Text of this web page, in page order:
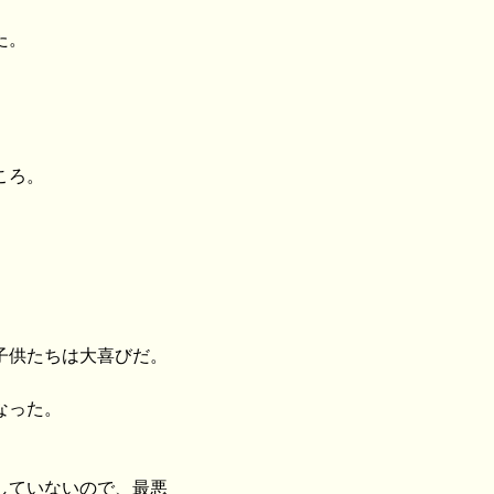
。
たちは大喜びだ。
た。
いないので、最悪